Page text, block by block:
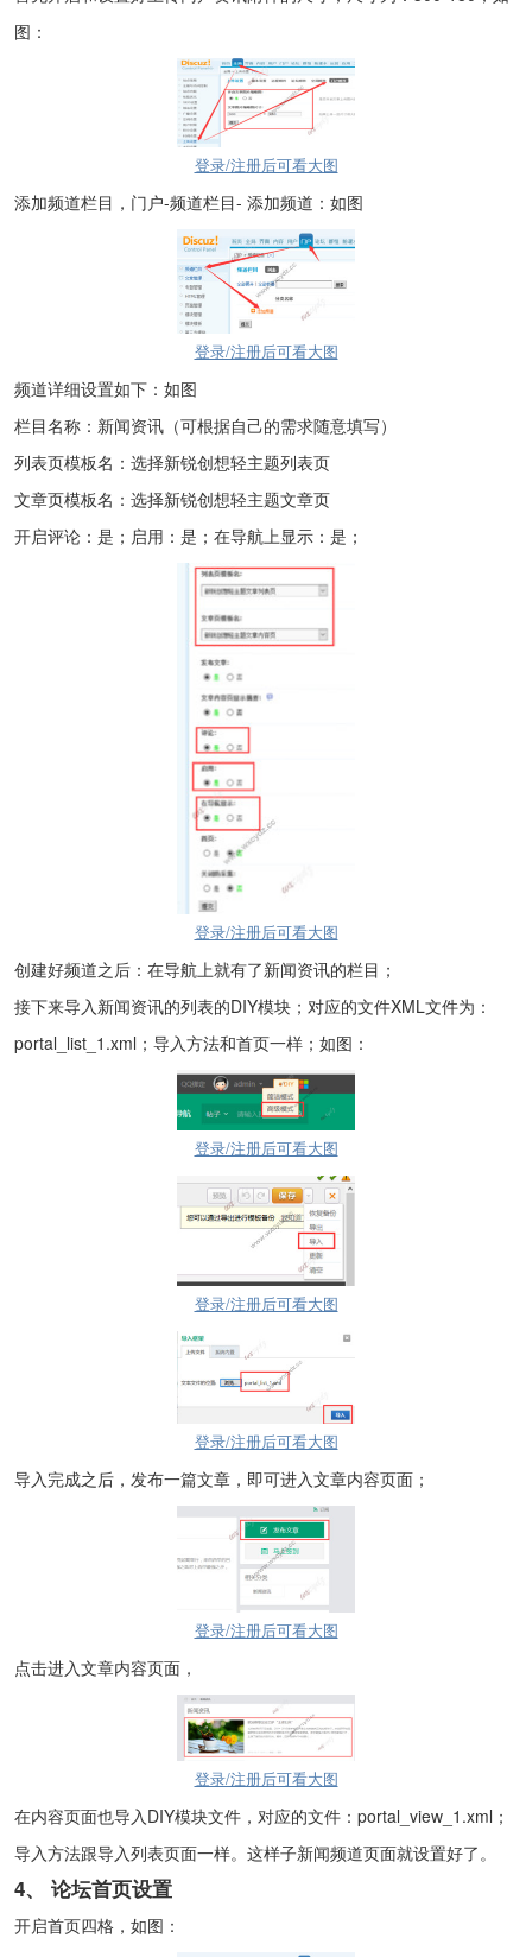
图：
登录/注册后可看大图
添加频道栏目，门户-频道栏目- 添加频道：如图
登录/注册后可看大图
频道详细设置如下：如图
栏目名称：新闻资讯（可根据自己的需求随意填写）
列表页模板名：选择新锐创想轻主题列表页
文章页模板名：选择新锐创想轻主题文章页
开启评论：是；启用：是；在导航上显示：是；
登录/注册后可看大图
创建好频道之后：在导航上就有了新闻资讯的栏目；
接下来导入新闻资讯的列表的DIY模块；对应的文件XML文件为：
portal_list_1.xml；导入方法和首页一样；如图：
登录/注册后可看大图
登录/注册后可看大图
登录/注册后可看大图
导入完成之后，发布一篇文章，即可进入文章内容页面；
登录/注册后可看大图
点击进入文章内容页面，
登录/注册后可看大图
在内容页面也导入DIY模块文件，对应的文件：portal_view_1.xml；
导入方法跟导入列表页面一样。这样子新闻频道页面就设置好了。
4、 论坛首页设置
开启首页四格，如图：